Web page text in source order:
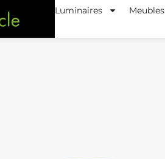
Luminaires Meubles